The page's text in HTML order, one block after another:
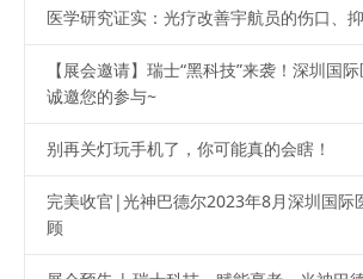
医学研究证实：光疗改善宇航员的伤口、
【展会邀请】瑞士“黑科技”来袭！深圳国
诚邀您的参与~
别再关灯玩手机了，你可能真的会瞎！
完美收官|光神巴德尔2023年8月深圳国际
顾